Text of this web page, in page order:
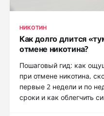
НИКОТИН
Как долго длится
отмене никотина?
Пошаговый гид: как
при отмене никотина,
первые 2 недели и по
сроки и как облегчить